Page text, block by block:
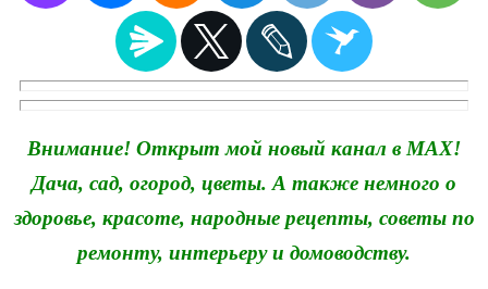
Внимание! Открыт мой новый канал в MAX!
Дача, сад, огород, цветы. А также немного о
здоровье, красоте, народные рецепты, советы по
ремонту, интерьеру и домоводству.